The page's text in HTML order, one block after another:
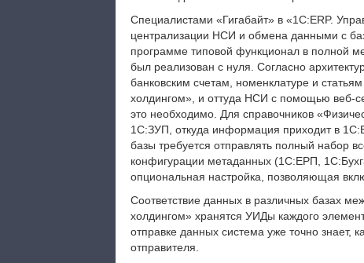
Специалистами «Гигабайт» в «1С:ERP.
централизации НСИ и обмена данными с
программе типовой функционал в полной
был реализован с нуля. Согласно
банковским счетам, номенклатуре и
холдингом», и оттуда НСИ с помощью веб-
это необходимо. Для справочников
1С:ЗУП, откуда информация приходит в
базы требуется отправлять полный набор
конфигурации метаданных (1С:ЕРП,
опциональная настройка, позволяющая
Соответствие данных в различных базах
холдингом» хранятся УИДы каждого
отправке данных система уже точно знает,
отправителя.